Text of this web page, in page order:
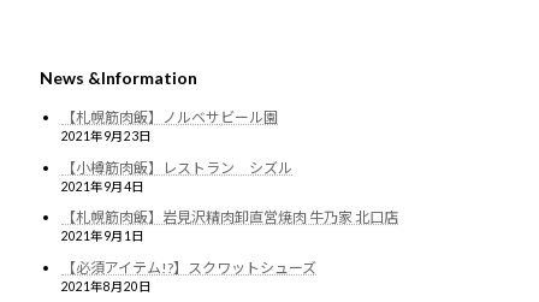
News &Information
【札幌筋肉飯】ノルベサビール園
2021年9月23日
【小樽筋肉飯】レストラン シズル
2021年9月4日
【札幌筋肉飯】岩見沢精肉卸直営焼肉 牛乃家 北口店
2021年9月1日
【必須アイテム!?】スクワットシューズ
2021年8月20日